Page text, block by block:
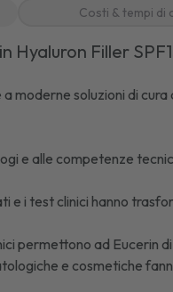
Costi & tempi di
Hyaluron Filler
moderne soluzioni di cura
e alle competenze
e i test clinici hanno
permettono ad
e cosmetiche